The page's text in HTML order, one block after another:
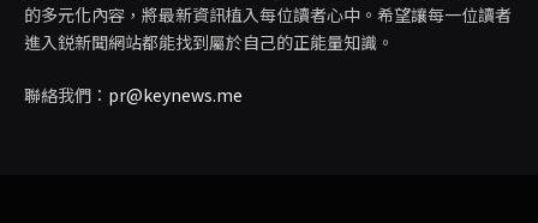
的多元化內容，將最新資訊植入每位讀者心中。希望讓每一位讀者
進入鋭新聞網站都能找到屬於自己的正能量知識。
聯絡我們： pr@keynews.me